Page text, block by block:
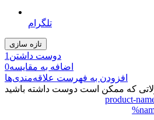
تلگرام
دوست داشتن 1
اضافه به مقایسه0
افزودن به فهرست علاقه‌مندی‌ها
که ممکن است دوست داشته باشید